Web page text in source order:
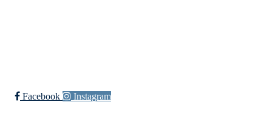
Facebook Instagram